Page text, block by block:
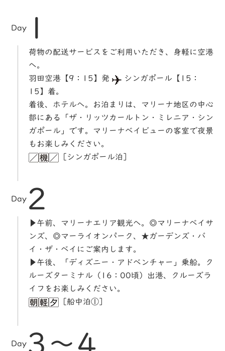
Day 1
荷物の配送サービスをご利用いただき、身軽に空港
へ。
羽田空港【9：15】発
シンガポール【15：
15】着。
着後、ホテルへ。お泊まりは、マリーナ地区の中心
部にある「ザ・リッツカールトン・ミレニア・シン
ガポール」です。マリーナベイビューの客室で夜景
もお楽しみください。
［シンガポール泊］
Day 2
▶午前、マリーナエリア観光へ。◎マリーナベイサ
ンズ、◎マーライオンパーク、★ガーデンズ・バ
イ・ザ・ベイにご案内します。
▶午後、「ディズニー・アドベンチャー」乗船。ク
ルーズターミナル（16：00頃）出港、クルーズラ
イフをお楽しみください。
［船中泊①］
Day 3～4